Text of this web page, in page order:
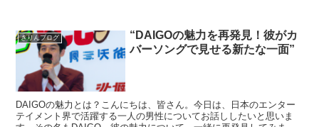
きりんブログ
“DAIGOの魅力を再発見！彼がカ
バーソングで見せる新たな一面”
DAIGOの魅力とは？こんにちは、皆さん。今日は、日本のエンター
テイメント界で活躍する一人の男性についてお話ししたいと思いま